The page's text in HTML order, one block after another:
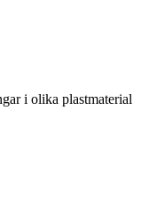
i olika plastmaterial